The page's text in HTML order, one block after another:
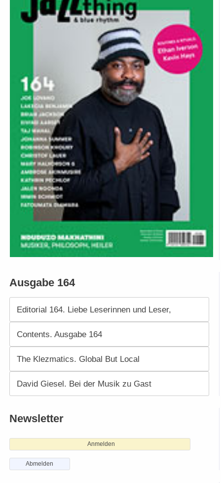
Ausgabe 164
Editorial 164. Liebe Leserinnen und Leser,
Contents. Ausgabe 164
The Klezmatics. Global But Local
David Giesel. Bei der Musik zu Gast
Newsletter
Anmelden
Abmelden